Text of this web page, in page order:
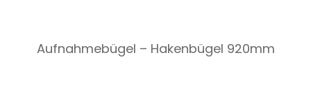
Aufnahmebügel – Hakenbügel 920mm